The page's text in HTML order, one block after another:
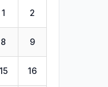
1 2
8 9
15 16